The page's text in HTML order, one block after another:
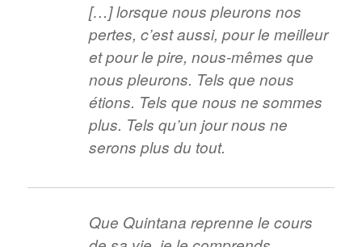
[…] lorsque nous pleurons nos
pertes, c’est aussi, pour le meilleur
et pour le pire, nous-mêmes que
nous pleurons. Tels que nous
étions. Tels que nous ne sommes
plus. Tels qu’un jour nous ne
serons plus du tout.
Que Quintana reprenne le cours